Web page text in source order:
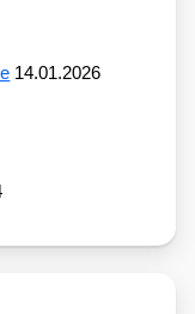
14.01.2026